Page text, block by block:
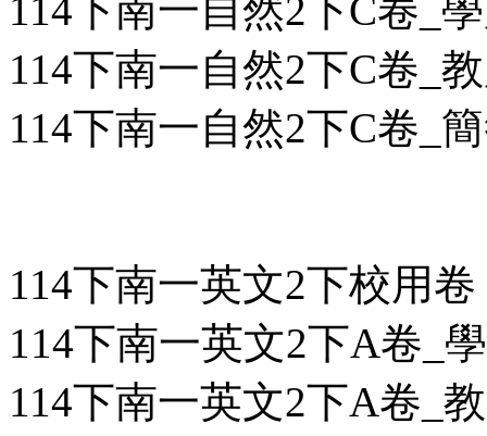
114下南一自然2下C卷_
114下南一自然2下C卷_
114下南一自然2下C卷_
114下南一英文2下校用卷
114下南一英文2下A卷_
114下南一英文2下A卷_